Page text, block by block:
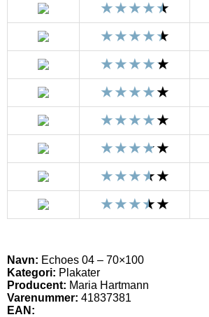
Navn: Echoes 04 – 70×100
Kategori: Plakater
Producent: Maria Hartmann
Varenummer: 41837381
EAN: